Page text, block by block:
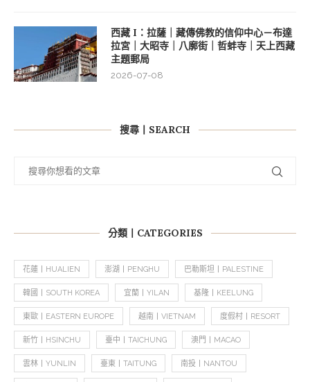
西藏 I：拉薩｜藏傳佛教的信仰中心－布達
拉宮｜大昭寺｜八廓街｜哲蚌寺｜天上西藏
主題郵局
2026-07-08
搜尋丨SEARCH
分類丨CATEGORIES
花蓮丨HUALIEN 澎湖丨PENGHU 巴勒斯坦丨PALESTINE
韓國丨SOUTH KOREA 宜蘭丨YILAN 基隆丨KEELUNG
東歐丨EASTERN EUROPE 越南丨VIETNAM 度假村丨RESORT
新竹丨HSINCHU 臺中丨TAICHUNG 澳門丨MACAO
雲林丨YUNLIN 臺東丨TAITUNG 南投丨NANTOU